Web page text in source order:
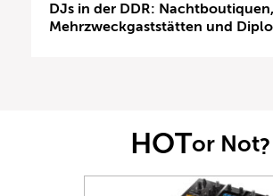
DJs in der DDR: Nachtboutiquen,
Mehrzweckgaststätten und
HOTor Not?